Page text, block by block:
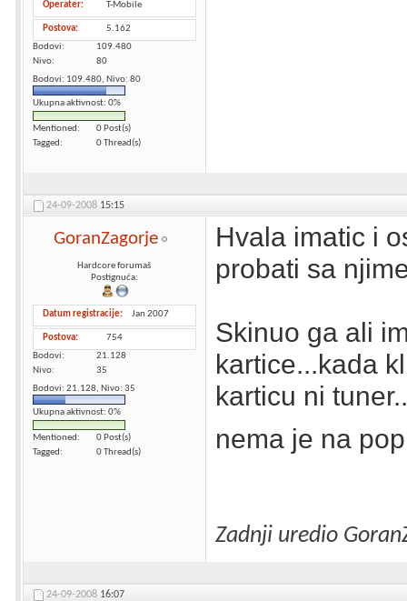
Operater T-Mobile
Postova
5.162
Bodovi
109.480
Nivo
80
Bodovi: 109.480, Nivo: 80
Ukupna aktivnost: 0%
Mentioned
0 Post(s)
Tagged
0 Thread(s)
24-09-2008 15:15
GoranZagorje
Hardcore forumaš
Postignuća:
Datum registracije Jan 2007
Postova
754
Bodovi
21.128
Nivo
35
Bodovi: 21.128, Nivo: 35
Ukupna aktivnost: 0%
Mentioned
0 Post(s)
Tagged
0 Thread(s)
Hvala imatic i
probati sa
Skinuo ga ali
kartice...kada
karticu ni
nema je na
Zadnji uredio
24-09-2008 16:07